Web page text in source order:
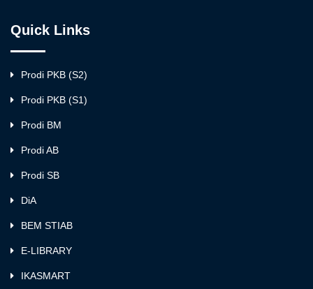
Quick Links
Prodi PKB (S2)
Prodi PKB (S1)
Prodi BM
Prodi AB
Prodi SB
DiA
BEM STIAB
E-LIBRARY
IKASMART